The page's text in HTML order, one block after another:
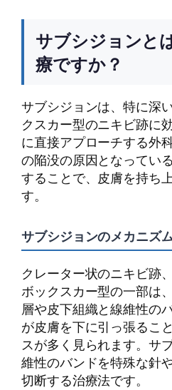
サブシジョンと
療ですか？
サブシジョンは、特に深
クスカー型のニキビ跡に
に直接アプローチする外
の陥没の原因となってい
することで、皮膚を持ち
す。
サブシジョンのメカニズ
クレーター状のニキビ跡
ボックスカー型の一部は
層や皮下組織と線維性の
が皮膚を下に引っ張るこ
スが多く見られます。サ
維性のバンドを特殊な針
切断する治療法です。